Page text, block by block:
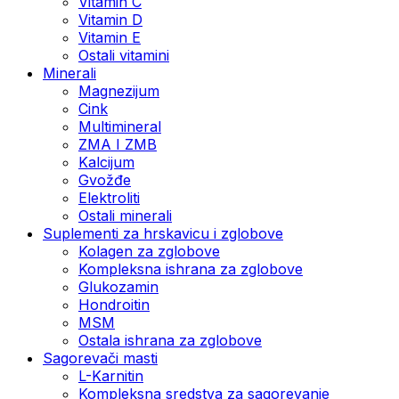
Vitamin D
Vitamin E
Ostali vitamini
Minerali
Magnezijum
Cink
Multimineral
ZMA I ZMB
Kalcijum
Gvožđe
Elektroliti
Ostali minerali
Suplementi za hrskavicu i zglobove
Kolagen za zglobove
Kompleksna ishrana za zglobove
Glukozamin
Hondroitin
MSM
Ostala ishrana za zglobove
Sagorevači masti
L-Karnitin
Kompleksna sredstva za sagorevanje